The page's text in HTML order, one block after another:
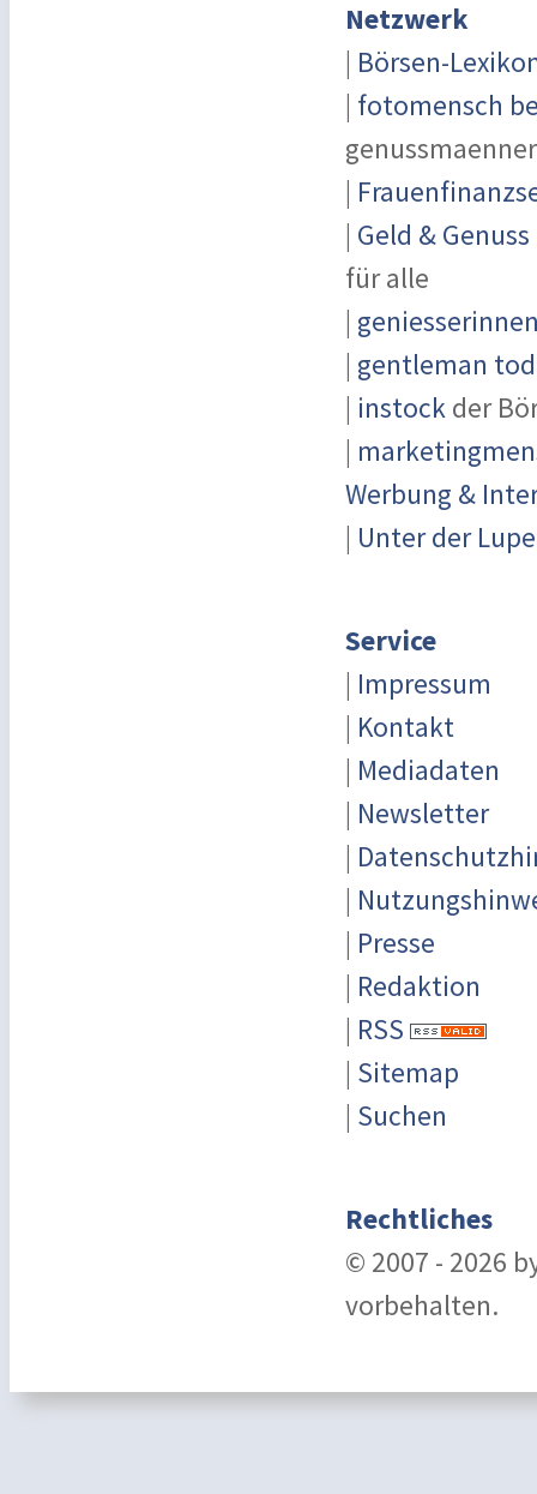
Netzwerk
| Börsen-
| fotomensch
|
| Geld & Genuss
für alle
|
| gentleman
| instock der
|
Werbung &
| Unter der Lupe
Service
| Impressum
| Kontakt
| Mediadaten
| Newsletter
|
|
| Presse
| Redaktion
| RSS
| Sitemap
| Suchen
Rechtliches
© 2007 - 2026
vorbehalten.